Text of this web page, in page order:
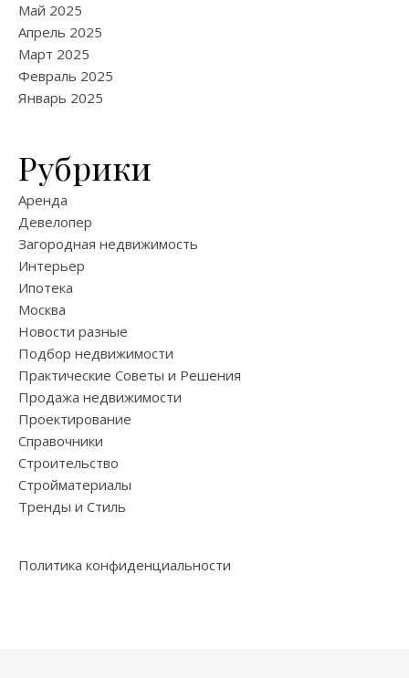
Май 2025
Апрель 2025
Март 2025
Февраль 2025
Январь 2025
Рубрики
Аренда
Девелопер
Загородная недвижимость
Интерьер
Ипотека
Москва
Новости разные
Подбор недвижимости
Практические Советы и Решения
Продажа недвижимости
Проектирование
Справочники
Строительство
Стройматериалы
Тренды и Стиль
Политика конфиденциальности